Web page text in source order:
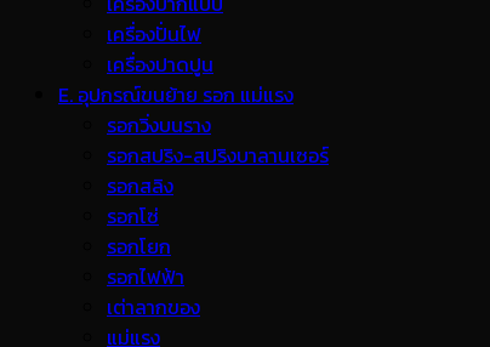
เครื่องปั่นไฟ
เครื่องปาดปูน
E. อุปกรณ์ขนย้าย รอก แม่แรง
รอกวิ่งบนราง
รอกสปริง-สปริงบาลานเซอร์
รอกสลิง
รอกโซ่
รอกโยก
รอกไฟฟ้า
เต่าลากของ
แม่แรง